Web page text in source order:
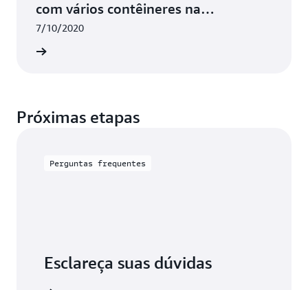
com vários contêineres na
plataforma do Docker baseada no
AL2
7/10/2020
Próximas etapas
Perguntas frequentes
Esclareça suas dúvidas